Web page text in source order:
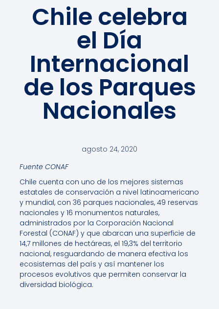
Chile celebra
el Día
Internacional
de los Parques
Nacionales
agosto 24, 2020
Fuente CONAF
Chile cuenta con uno de los mejores sistemas
estatales de conservación a nivel latinoamericano
y mundial, con 36 parques nacionales, 49 reservas
nacionales y 16 monumentos naturales,
administrados por la Corporación Nacional
Forestal (CONAF) y que abarcan una superficie de
14,7 millones de hectáreas, el 19,3% del territorio
nacional, resguardando de manera efectiva los
ecosistemas del país y así mantener los
procesos evolutivos que permiten conservar la
diversidad biológica.